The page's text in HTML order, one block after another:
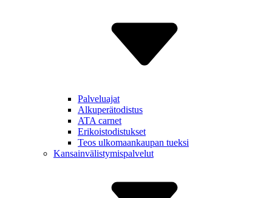
Palveluajat
Alkuperä­todistus
ATA carnet
Erikois­todistukset
Teos ulkomaan­kaupan tueksi
Kansain­välistymis­palvelut